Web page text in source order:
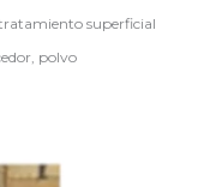
superficial
polvo